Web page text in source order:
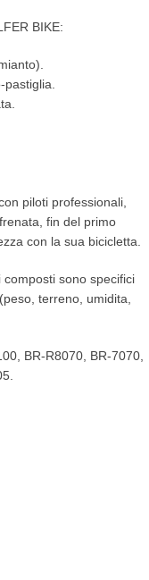
BIKE:
pastiglia.
piloti professionali,
fin del primo
con la sua bicicletta.
sono specifici
terreno, umidita,
BR-R8070, BR-7070,